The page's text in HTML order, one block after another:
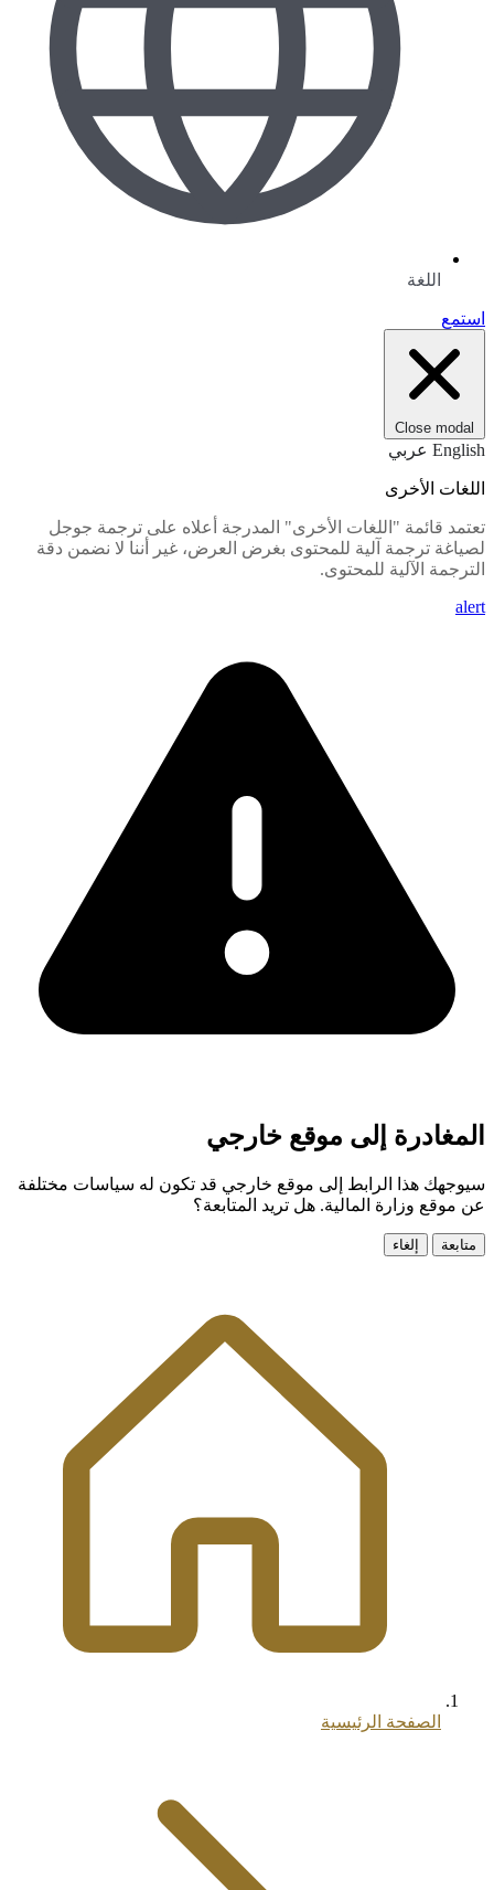
اللغة
استمع
Close modal
English عربي
اللغات الأخرى
تعتمد قائمة "اللغات الأخرى" المدرجة أعلاه على ترجمة جوجل
لصياغة ترجمة آلية للمحتوى بغرض العرض، غير أننا لا نضمن دقة
الترجمة الآلية للمحتوى.
alert
المغادرة إلى موقع خارجي
سيوجهك هذا الرابط إلى موقع خارجي قد تكون له سياسات مختلفة
عن موقع وزارة المالية. هل تريد المتابعة؟
متابعة إلغاء
الصفحة الرئيسية